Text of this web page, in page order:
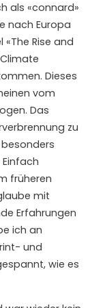
als «connard»
nach Europa
Rise and
Dieses
vom
Das
zu
früheren
mit
Erfahrungen
ich an
und
wie es